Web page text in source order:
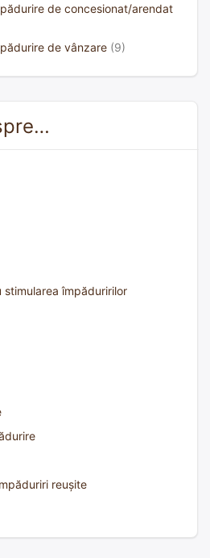
de concesionat/arendat
de vânzare (9)
împăduririlor
reușite